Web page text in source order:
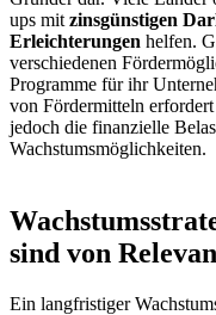
ups mitzinsgünstigen
Erleichterungen helfen.
verschiedenen
Programme für ihr
von Fördermitteln
jedoch die finanzielle
Wachstumsmöglichkeiten.
sind von
Ein langfristiger